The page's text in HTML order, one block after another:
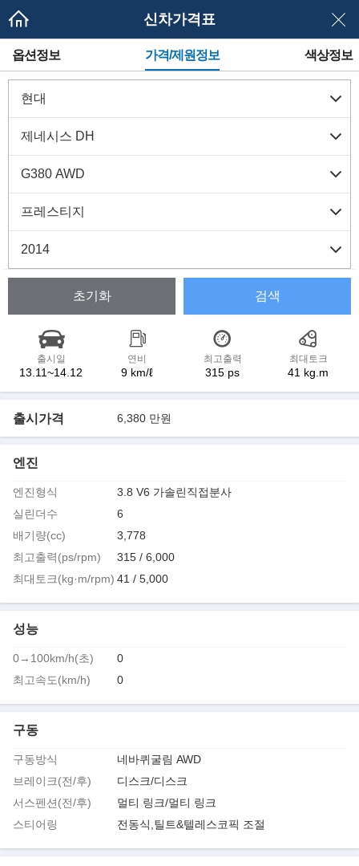
신차가격표
메
뉴
네
이
이
옵션정보 가격/제원정보 색상정보
초기화 검색
출시일
13.11~14.12
연비
9 km/ℓ
최고출력
315 ps
최대토크
41 kg.m
출시가격 6,380 만원
엔진
엔진형식
3.8 V6 가솔린직접분사
실린더수
6
배기량(cc)
3,778
최고출력(ps/rpm)
315 / 6,000
최대토크(kg·m/rpm) 41 / 5,000
성능
0→100km/h(초)
0
최고속도(km/h)
0
구동
구동방식
네바퀴굴림 AWD
브레이크(전/후)
디스크/디스크
서스펜션(전/후)
멀티 링크/멀티 링크
스티어링
전동식,틸트&텔레스코픽 조절